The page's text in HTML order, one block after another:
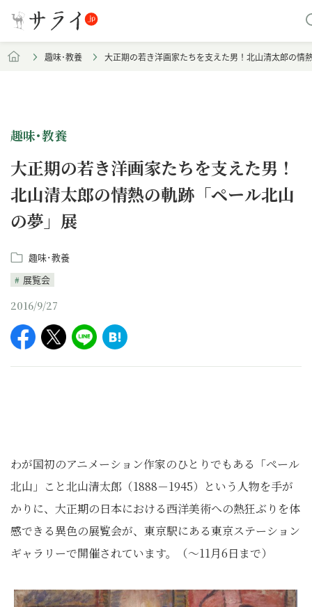
趣味･教養 大正期の若き洋画家たちを支えた男！北山清太郎の情
趣味･教養
大正期の若き洋画家たちを支えた男！
北山清太郎の情熱の軌跡「ペール北山
の夢」展
趣味･教養
展覧会
2016/9/27
わが国初のアニメーション作家のひとりでもある「ペール
北山」こと北山清太郎（1888－1945）という人物を手が
かりに、大正期の日本における西洋美術への熱狂ぶりを体
感できる異色の展覧会が、東京駅にある東京ステーション
ギャラリーで開催されています。（～11月6日まで）